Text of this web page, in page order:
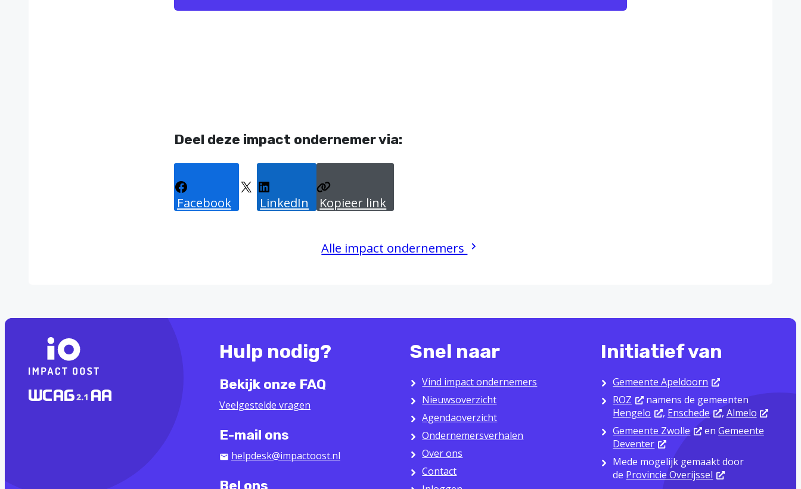
Deel deze impact ondernemer via:
Facebook LinkedIn Kopieer link
Alle impact ondernemers
Hulp nodig?
Bekijk onze FAQ
Veelgestelde vragen
E-mail ons
helpdesk@impactoost.nl
Bel ons
Snel naar
Vind impact ondernemers
Nieuwsoverzicht
Agendaoverzicht
Ondernemersverhalen
Over ons
Contact
Initiatief van
Gemeente Apeldoorn
ROZ
namens de gemeenten
Hengelo
, Enschede , Almelo
Gemeente Zwolle
en Gemeente
Deventer
Mede mogelijk gemaakt door
de Provincie Overijssel